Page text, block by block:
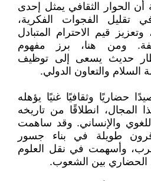
أن الحوار الثقافي يمثل إحدى
تقليل الفجوات الفكرية،
قيم الاحترام المتبادل
ومن هنا، برز مفهوم
كإطار حديث يسعى إلى توظيف
السلام والتعاون الدولي.
حضاريًا وثقافيًا غنيًا يؤهله
المجال، انطلاقًا من تاريخه
والإنساني. وقد ساهمت
قرون طويلة في بناء جسور
وأسهمت في نقل العلوم
الحضاري بين الشعوب.